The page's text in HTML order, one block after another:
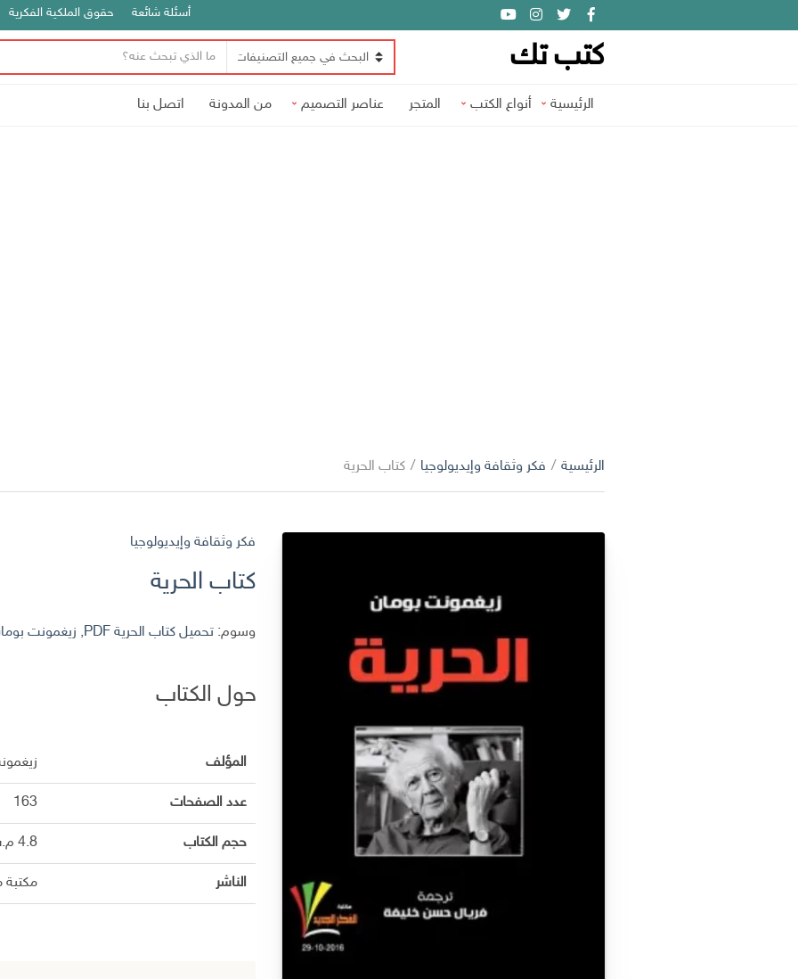
أسئلة شائعة حقوق الملكية الفكرية
كتب تك
ص
ل
الرئيسية أنواع الكتب المتجر عناصر التصميم من المدونة اتصل بنا
الرئيسية / فكر وثقافة وإيديولوجيا / كتاب الحرية
فكر وثقافة وإيديولوجيا
كتاب الحرية
وسوم: تحميل كتاب الحرية PDF , زيغمونت
حول الكتاب
المؤلف
عدد الصفحات 163
حجم الكتاب 4.8 م.ب
الناشر مكتبة